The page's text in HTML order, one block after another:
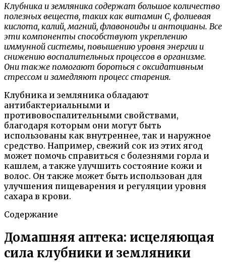
Клубника и земляника содержат большое количество
полезных веществ, таких как витамин С, фолиевая
кислота, калий, магний, флавоноиды и антоцианы. Все
эти компоненты способствуют укреплению
иммунной системы, повышению уровня энергии и
снижению воспалительных процессов в организме.
Они также помогают бороться с оксидативным
стрессом и замедляют процесс старения.
Клубника и земляника обладают
антибактериальными и
противовоспалительными свойствами,
благодаря которым они могут быть
использованы как внутреннее, так и наружное
средство. Например, свежий сок из этих ягод
может помочь справиться с болезнями горла и
кашлем, а также улучшить состояние кожи и
волос. Он также может быть использован для
улучшения пищеварения и регуляции уровня
сахара в крови.
Содержание
Домашняя аптека: исцеляющая
сила клубники и земляники